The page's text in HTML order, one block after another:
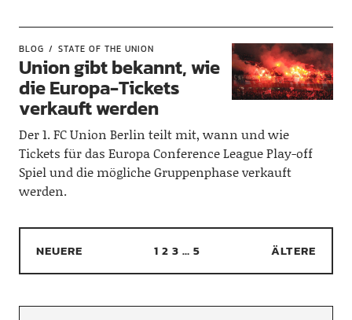
BLOG STATE OF THE UNION
Union gibt bekannt, wie
die Europa-Tickets
verkauft werden
Der 1. FC Union Berlin teilt mit, wann und wie
Tickets für das Europa Conference League Play-off
Spiel und die mögliche Gruppenphase verkauft
werden.
NEUERE 1 2 3 … 5 ÄLTERE